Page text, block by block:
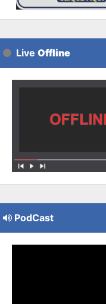
Live Offline
PodCast